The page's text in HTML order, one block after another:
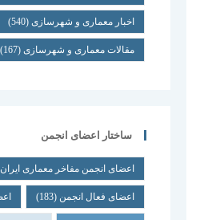
اخبار معماری و شهرسازی(540)
مقالات معماری و شهرسازی(167)
ساختار اعضای انجمن
اعضای انجمن مفاخر معماری ایران
اعضای فعال انجمن (183)